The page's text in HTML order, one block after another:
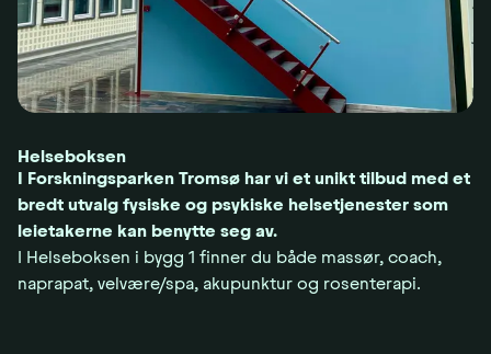
Helseboksen
I Forskningsparken Tromsø har vi et unikt tilbud med et
bredt utvalg fysiske og psykiske helsetjenester som
leietakerne kan benytte seg av.
I Helseboksen i bygg 1 finner du både massør, coach,
naprapat, velvære/spa, akupunktur og rosenterapi.